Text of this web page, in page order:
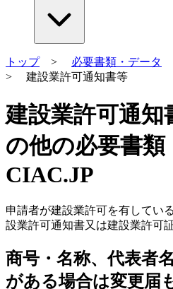
トップ> 必要書類・データ
> 建設業許可通知書等
建設業許可通
の他の必要書
CIAC.JP
申請者が建設業許可を有してい
設業許可通知書又は建設業許可
商号・名称、代表者
がある場合は変更届